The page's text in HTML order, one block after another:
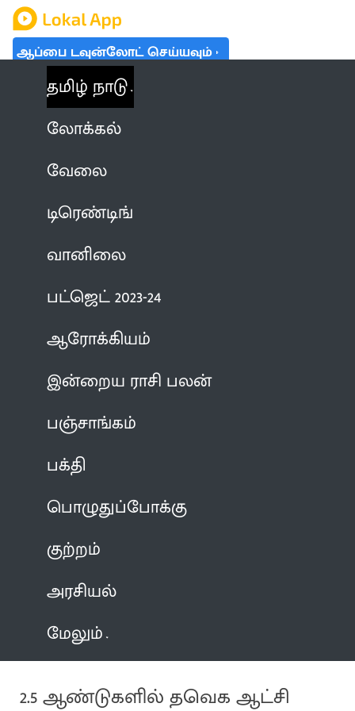
ஆப்பை டவுன்லோட் செய்யவும்
தமிழ் நாடு
லோக்கல்
வேலை
டிரெண்டிங்
வானிலை
பட்ஜெட் 2023-24
ஆரோக்கியம்
இன்றைய ராசி பலன்
பஞ்சாங்கம்
பக்தி
பொழுதுப்போக்கு
குற்றம்
அரசியல்
மேலும்
2.5 ஆண்டுகளில் தவெக ஆட்சி